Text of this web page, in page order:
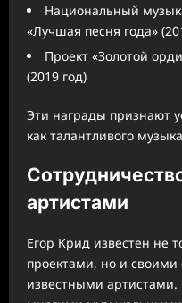
Национальный
«Лучшая песня года»
Проект «Золотой
(2019 год)
Эти награды признают
как талантливого
артистами
Егор Крид известен не
проектами, но и своими
известными артистами.